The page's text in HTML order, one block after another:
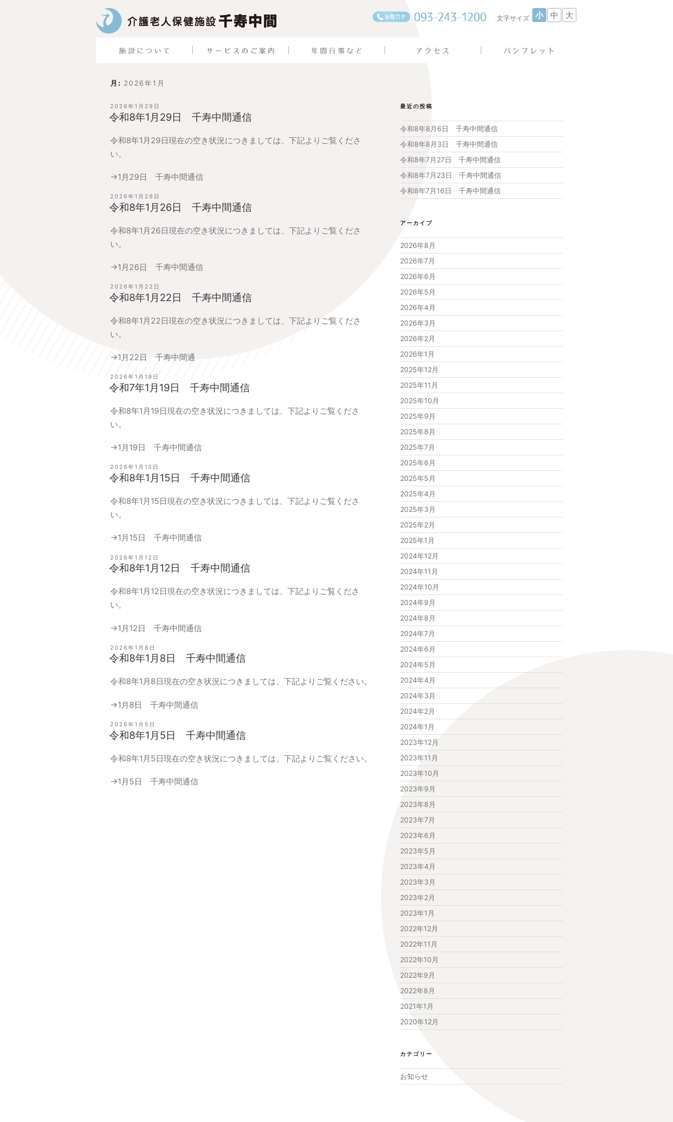
文字サイズ 小 中 大
月: 2026年1月
投
稿
日:
2026年1月29日
令和8年1月29日 千寿中間通信
令和8年1月29日現在の空き状況につきましては、下記よりご覧くださ
い。
→1月29日 千寿中間通信
投
稿
日:
2026年1月26日
令和8年1月26日 千寿中間通信
令和8年1月26日現在の空き状況につきましては、下記よりご覧くださ
い。
→1月26日 千寿中間通信
投
稿
日:
2026年1月22日
令和8年1月22日 千寿中間通信
令和8年1月22日現在の空き状況につきましては、下記よりご覧くださ
い。
→1月22日 千寿中間通
投
稿
日:
2026年1月19日
令和7年1月19日 千寿中間通信
令和8年1月19日現在の空き状況につきましては、下記よりご覧くださ
い。
→1月19日 千寿中間通信
投
稿
日:
2026年1月15日
令和8年1月15日 千寿中間通信
令和8年1月15日現在の空き状況につきましては、下記よりご覧くださ
い。
→1月15日 千寿中間通信
投
稿
日:
2026年1月12日
令和8年1月12日 千寿中間通信
令和8年1月12日現在の空き状況につきましては、下記よりご覧くださ
い。
→1月12日 千寿中間通信
投
稿
日:
2026年1月8日
令和8年1月8日 千寿中間通信
令和8年1月8日現在の空き状況につきましては、下記よりご覧ください。
→1月8日 千寿中間通信
投
稿
日:
2026年1月5日
令和8年1月5日 千寿中間通信
令和8年1月5日現在の空き状況につきましては、下記よりご覧ください。
→1月5日 千寿中間通信
最近の投稿
令和8年8月6日 千寿中間通信
令和8年8月3日 千寿中間通信
令和8年7月27日 千寿中間通信
令和8年7月23日 千寿中間通信
令和8年7月16日 千寿中間通信
アーカイブ
2026年8月
2026年7月
2026年6月
2026年5月
2026年4月
2026年3月
2026年2月
2026年1月
2025年12月
2025年11月
2025年10月
2025年9月
2025年8月
2025年7月
2025年6月
2025年5月
2025年4月
2025年3月
2025年2月
2025年1月
2024年12月
2024年11月
2024年10月
2024年9月
2024年8月
2024年7月
2024年6月
2024年5月
2024年4月
2024年3月
2024年2月
2024年1月
2023年12月
2023年11月
2023年10月
2023年9月
2023年8月
2023年7月
2023年6月
2023年5月
2023年4月
2023年3月
2023年2月
2023年1月
2022年12月
2022年11月
2022年10月
2022年9月
2022年8月
2021年1月
2020年12月
カテゴリー
お知らせ